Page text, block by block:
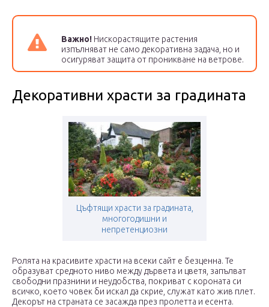
Важно! Нискорастящите растения
изпълняват не само декоративна задача, но и
осигуряват защита от проникване на ветрове.
Декоративни храсти за градината
Цъфтящи храсти за градината,
многогодишни и
непретенциозни
Ролята на красивите храсти на всеки сайт е безценна. Те
образуват средното ниво между дървета и цветя, запълват
свободни празнини и неудобства, покриват с короната си
всичко, което човек би искал да скрие, служат като жив плет.
Декорът на страната се засажда през пролетта и есента.